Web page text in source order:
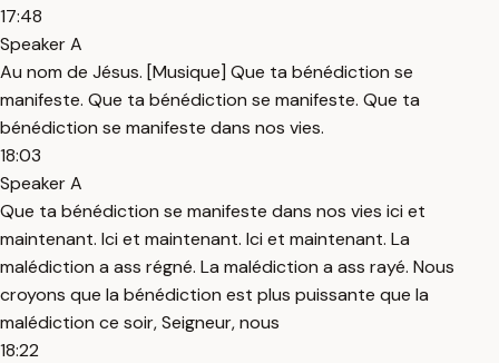
17:48
Speaker A
Au nom de Jésus. [Musique] Que ta bénédiction se
manifeste. Que ta bénédiction se manifeste. Que ta
bénédiction se manifeste dans nos vies.
18:03
Speaker A
Que ta bénédiction se manifeste dans nos vies ici et
maintenant. Ici et maintenant. Ici et maintenant. La
malédiction a ass régné. La malédiction a ass rayé. Nous
croyons que la bénédiction est plus puissante que la
malédiction ce soir, Seigneur, nous
18:22